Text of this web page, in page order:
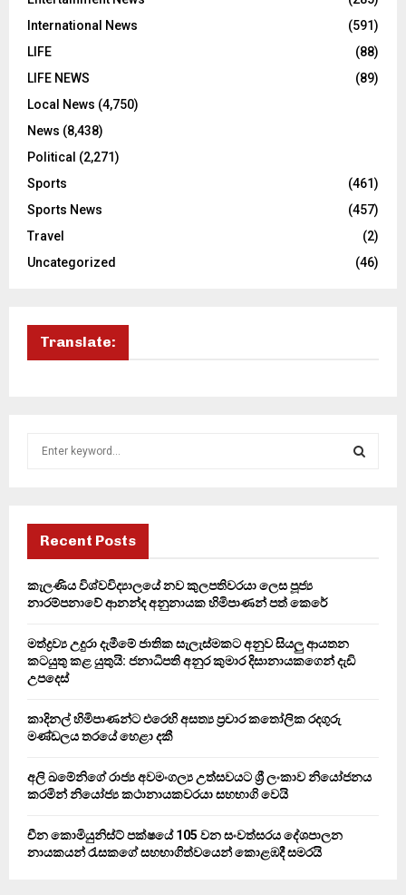
International News
(591)
LIFE
(88)
LIFE NEWS
(89)
Local News (4,750)
News (8,438)
Political (2,271)
Sports
(461)
Sports News
(457)
Travel
(2)
Uncategorized
(46)
Translate:
f
r
H
Recent Posts
කැලණිය විශ්වවිද්‍යාලයේ නව කුලපතිවරයා ලෙස පූජ්‍ය
නාරම්පනාවේ ආනන්ද අනුනායක හිමිපාණන් පත් කෙරේ
මත්ද්‍රව්‍ය උදුරා දැමීමේ ජාතික සැලැස්මකට අනුව සියලු ආයතන
කටයුතු කළ යුතුයි: ජනාධිපති අනුර කුමාර දිසානායකගෙන් දැඩි
උපදෙස්
කාදිනල් හිමිපාණන්ට එරෙහි අසත්‍ය ප්‍රචාර කතෝලික රදගුරු
මණ්ඩලය තරයේ හෙළා දකී
අලි ඛමේනිගේ රාජ්‍ය අවමංගල්‍ය උත්සවයට ශ්‍රී ලංකාව නියෝජනය
කරමින් නියෝජ්‍ය කථානායකවරයා සහභාගි වෙයි
චීන කොමියුනිස්ට් පක්ෂයේ 105 වන සංවත්සරය දේශපාලන
නායකයන් රැසකගේ සහභාගිත්වයෙන් කොළඹදී සමරයි